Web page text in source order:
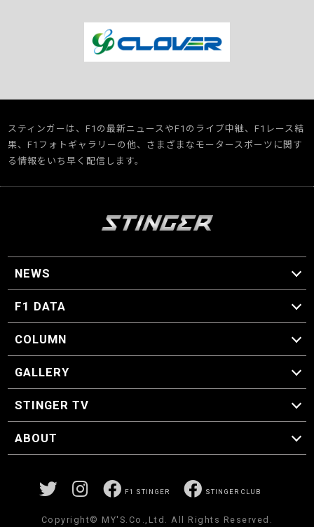
スティンガーは、F1の最新ニュースやF1のライブ中継、F1レース結
果、F1フォトギャラリーの他、さまざまなモータースポーツに関す
る情報をいち早く配信します。
NEWS
F1 ニュース
F1 DATA
F1 日程
F1 データ
COLUMN
マイ・ワンダフル・サーキット
スクーデリア・一方通行
F1に燃え、ゴルフに泣く日々。
スティングくんの部屋
GALLERY
GALLERY
STINGER TV
STINGER TV
ABOUT
F1 STINGER STINGER CLUB
Copyright© MY'S.Co.,Ltd. All Rights Reserved.